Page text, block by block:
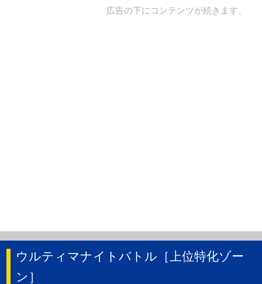
広告の下にコンテンツが続きます。
ウルティマナイトバトル［上位特化ゾー
ン］